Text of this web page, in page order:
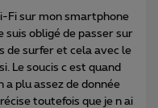
Fi sur mon smartphone
suis obligé de passer sur
de surfer et cela avec le
Le soucis c est quand
a plu assez de donnée
toutefois que je n ai